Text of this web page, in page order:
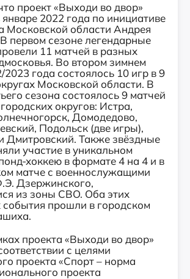
проект «Выходи во двор»
январе 2022 года по инициативе
Московской области Андрея
первом сезоне легендарные
11 матчей в разных
Во втором зимнем
2023 года состоялось 10 игр в 9
Московской области. В
сезона состоялось 9 матчей
округов: Истра,
Домодедово,
Подольск (две игры),
Дмитровский. Также звёздные
участие в уникальном
хоккею в формате 4 на 4 и в
матче с военнослужащими
Дзержинского,
из зоны СВО. Оба этих
события прошли в городском
проекта «Выходи во двор»
с целями
проекта «Спорт – норма
проекта